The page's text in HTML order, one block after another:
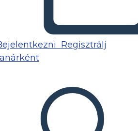
Regisztrálj